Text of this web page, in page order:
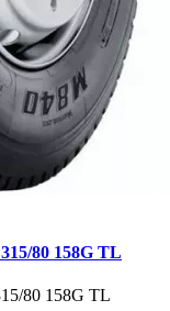
80 158G TL
80 158G TL